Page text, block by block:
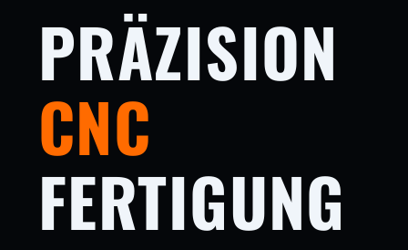
PRÄZISION
CNC
FERTIGUNG